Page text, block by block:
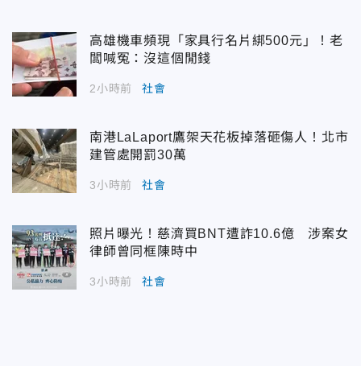
高雄機車頻現「家具行名片綁500元」！老
闆喊冤：沒這個閒錢
2小時前 社會
南港LaLaport鷹架天花板掉落砸傷人！北市
建管處開罰30萬
3小時前 社會
照片曝光！慈濟買BNT遭詐10.6億 涉案女
律師曾同框陳時中
3小時前 社會